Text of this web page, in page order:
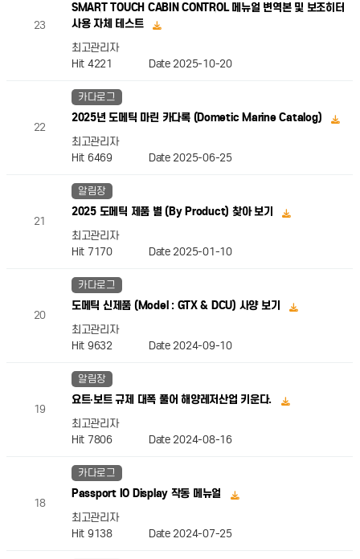
23
SMART TOUCH CABIN CONTROL 메뉴얼 변역본 및 보조히터
사용 자체 테스트
최고관리자
Hit 4221 Date 2025-10-20
22
카다로그
2025년 도메틱 마린 카다록 (Dometic Marine Catalog)
최고관리자
Hit 6469 Date 2025-06-25
21
알림장
2025 도메틱 제품 별 (By Product) 찾아 보기
최고관리자
Hit 7170 Date 2025-01-10
20
카다로그
도메틱 신제품 (Model : GTX & DCU) 사양 보기
최고관리자
Hit 9632 Date 2024-09-10
19
알림장
요트·보트 규제 대폭 풀어 해양레저산업 키운다.
최고관리자
Hit 7806 Date 2024-08-16
18
카다로그
Passport IO Display 작동 메뉴얼
최고관리자
Hit 9138 Date 2024-07-25